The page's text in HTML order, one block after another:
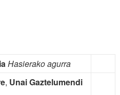
Hasierako agurra
, Unai Gaztelumendi